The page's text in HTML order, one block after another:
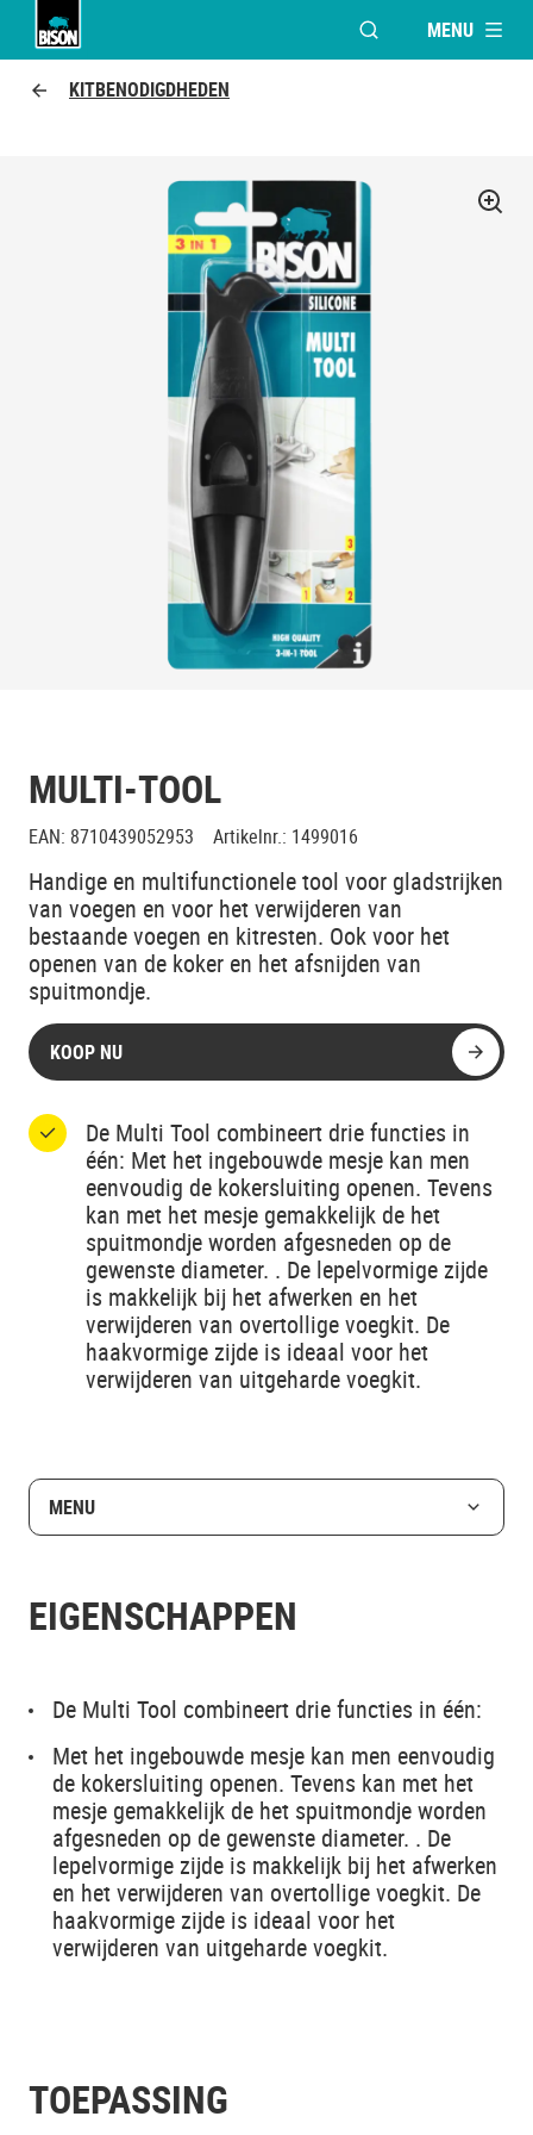
VENSTER OPENEN
MENU
KITBENODIGDHEDEN
MULTI-TOOL
EAN: 8710439052953 Artikelnr.: 1499016
Handige en multifunctionele tool voor gladstrijken
van voegen en voor het verwijderen van
bestaande voegen en kitresten. Ook voor het
openen van de koker en het afsnijden van
spuitmondje.
KOOP NU
De Multi Tool combineert drie functies in
één: Met het ingebouwde mesje kan men
eenvoudig de kokersluiting openen. Tevens
kan met het mesje gemakkelijk de het
spuitmondje worden afgesneden op de
gewenste diameter. . De lepelvormige zijde
is makkelijk bij het afwerken en het
verwijderen van overtollige voegkit. De
haakvormige zijde is ideaal voor het
verwijderen van uitgeharde voegkit.
MENU
EIGENSCHAPPEN
De Multi Tool combineert drie functies in één:
Met het ingebouwde mesje kan men eenvoudig
de kokersluiting openen. Tevens kan met het
mesje gemakkelijk de het spuitmondje worden
afgesneden op de gewenste diameter. . De
lepelvormige zijde is makkelijk bij het afwerken
en het verwijderen van overtollige voegkit. De
haakvormige zijde is ideaal voor het
verwijderen van uitgeharde voegkit.
TOEPASSING